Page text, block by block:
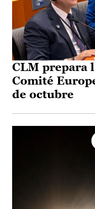
CLM prepara
Comité
de octubre